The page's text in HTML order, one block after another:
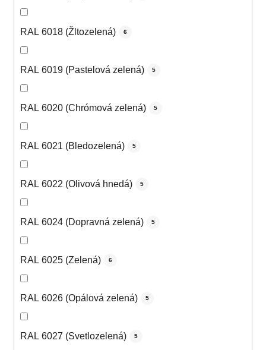
RAL 6018 (Žltozelená) 6
RAL 6019 (Pastelová zelená) 5
RAL 6020 (Chrómová zelená) 5
RAL 6021 (Bledozelená) 5
RAL 6022 (Olivová hnedá) 5
RAL 6024 (Dopravná zelená) 5
RAL 6025 (Zelená) 6
RAL 6026 (Opálová zelená) 5
RAL 6027 (Svetlozelená) 5